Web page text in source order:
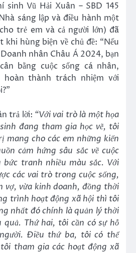
Vũ Hải Xuân – SBD 145
sáng lập và điều hành một
trẻ em và cả người lớn) đã
hùng biện về chủ đề: “Nếu
nhân Châu Á 2024, bạn
bằng cuộc sống cá nhân,
hoàn thành trách nhiệm với
trả lời: “Với vai trò là một họa
đang tham gia học vẽ, tôi
mang cho các em những kiến
cảm hứng sâu sắc về cuộc
bức tranh nhiều màu sắc. Với
các vai trò trong cuộc sống,
vợ, vừa kinh doanh, đồng thời
trình hoạt động xã hội thì tôi
nhất đó chính là quản lý thời
quả. Thứ hai, tôi cần có sự hỗ
Điều thứ ba, tôi có thể
tham gia các hoạt động xã